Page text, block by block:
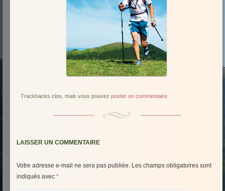
Trackbacks clos, mais vous pouvez poster un commentaire.
LAISSER UN COMMENTAIRE
Votre adresse e-mail ne sera pas publiée. Les champs obligatoires sont
indiqués avec *